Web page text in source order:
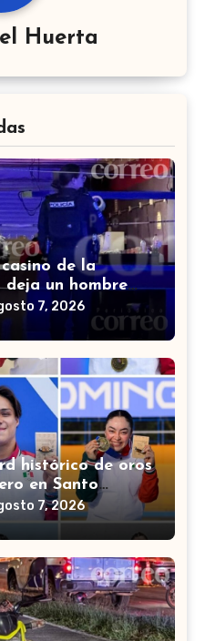
Huerta
de la
un hombre
7, 2026
histórico de oros
en Santo
7, 2026